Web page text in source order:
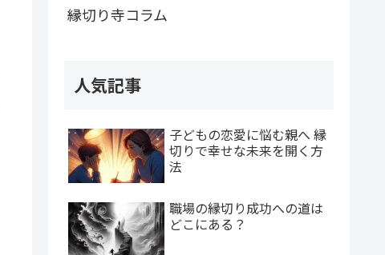
縁切り寺コラム
人気記事
子どもの恋愛に悩む親へ 縁
切りで幸せな未来を開く方
法
職場の縁切り成功への道は
どこにある？